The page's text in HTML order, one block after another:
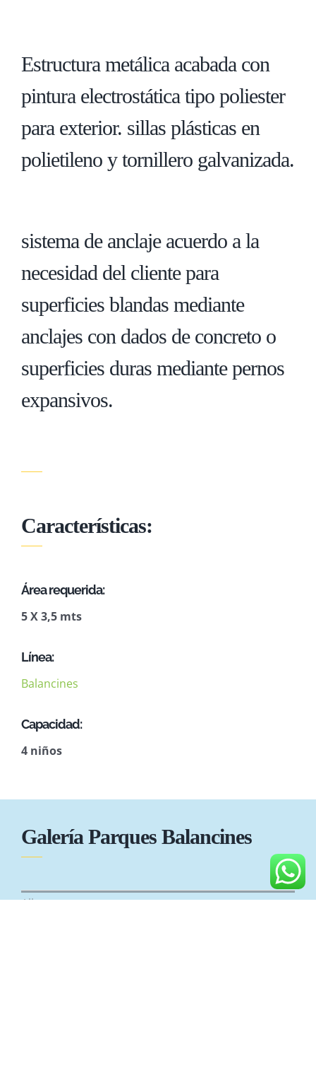
Estructura metálica acabada con
pintura electrostática tipo poliester
para exterior. sillas plásticas en
polietileno y tornillero galvanizada.
sistema de anclaje acuerdo a la
necesidad del cliente para
superficies blandas mediante
anclajes con dados de concreto o
superficies duras mediante pernos
expansivos.
Características:
Área requerida:
5 X 3,5 mts
Línea:
Balancines
Capacidad:
4 niños
Galería Parques Balancines
All